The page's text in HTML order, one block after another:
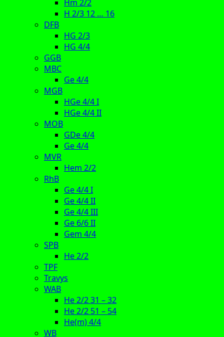
Hm 2/2
H 2/3 12 … 16
DFB
HG 2/3
HG 4/4
GGB
MBC
Ge 4/4
MGB
HGe 4/4 I
HGe 4/4 II
MOB
GDe 4/4
Ge 4/4
MVR
Hem 2/2
RhB
Ge 4/4 I
Ge 4/4 II
Ge 4/4 III
Ge 6/6 II
Gem 4/4
SPB
He 2/2
TPF
Travys
WAB
He 2/2 31 – 32
He 2/2 51 – 54
He(m) 4/4
WB